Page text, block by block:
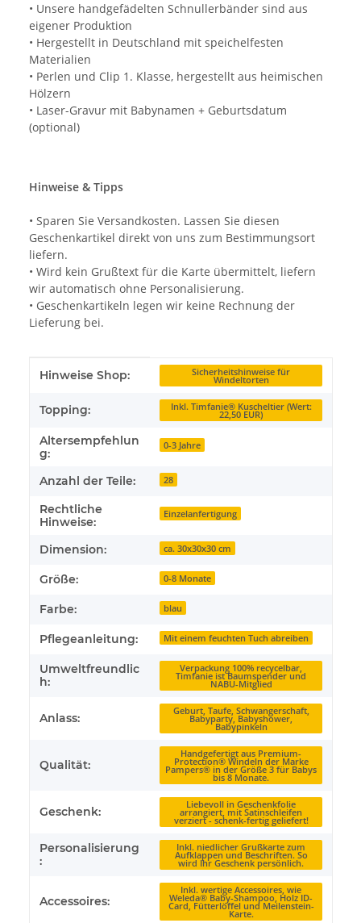
• Unsere handgefädelten Schnullerbänder sind aus
eigener Produktion
• Hergestellt in Deutschland mit speichelfesten
Materialien
• Perlen und Clip 1. Klasse, hergestellt aus heimischen
Hölzern
• Laser-Gravur mit Babynamen + Geburtsdatum
(optional)
Hinweise & Tipps
• Sparen Sie Versandkosten. Lassen Sie diesen
Geschenkartikel direkt von uns zum Bestimmungsort
liefern.
• Wird kein Grußtext für die Karte übermittelt, liefern
wir automatisch ohne Personalisierung.
• Geschenkartikeln legen wir keine Rechnung der
Lieferung bei.
Produkteigenschaft
Wert
Hinweise Shop: Sicherheitshinweise für
Windeltorten
Topping: Inkl. Timfanie® Kuscheltier (Wert:
22,50 EUR)
Altersempfehlun
g:
0-3 Jahre
Anzahl der Teile: 28
Rechtliche
Hinweise:
Einzelanfertigung
Dimension: ca. 30x30x30 cm
Größe: 0-8 Monate
Farbe: blau
Pflegeanleitung: Mit einem feuchten Tuch abreiben
Umweltfreundlic
h:
Verpackung 100% recycelbar,
Timfanie ist Baumspender und
NABU-Mitglied
Anlass:
Geburt, Taufe, Schwangerschaft,
Babyparty, Babyshower,
Babypinkeln
Qualität:
Handgefertigt aus Premium-
Protection® Windeln der Marke
Pampers® in der Größe 3 für Babys
bis 8 Monate.
Geschenk:
Liebevoll in Geschenkfolie
arrangiert, mit Satinschleifen
verziert - schenk-fertig geliefert!
Personalisierung
:
Inkl. niedlicher Grußkarte zum
Aufklappen und Beschriften. So
wird Ihr Geschenk persönlich.
Accessoires:
Inkl. wertige Accessoires, wie
Weleda® Baby-Shampoo, Holz ID-
Card, Fütterlöffel und Meilenstein-
Karte.